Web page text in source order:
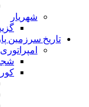
شهریار
تاریخ سرزمین